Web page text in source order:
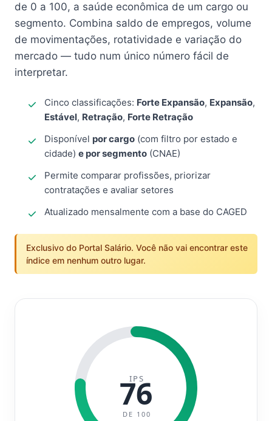
de 0 a 100, a saúde econômica de um cargo ou
segmento. Combina saldo de empregos, volume
de movimentações, rotatividade e variação do
mercado — tudo num único número fácil de
interpretar.
Cinco classificações: Forte Expansão, Expansão,
Estável, Retração, Forte Retração
Disponível por cargo (com filtro por estado e
cidade) e por segmento (CNAE)
Permite comparar profissões, priorizar
contratações e avaliar setores
Atualizado mensalmente com a base do CAGED
Exclusivo do Portal Salário. Você não vai encontrar este
índice em nenhum outro lugar.
IPS
76
DE 100